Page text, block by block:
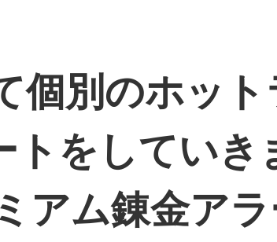
個別のホット
をしていき
アム錬金アラ